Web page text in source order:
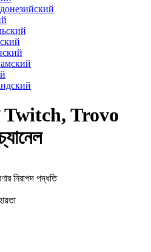
Twitch, Trovo
নিরাপদ পদ্ধতি